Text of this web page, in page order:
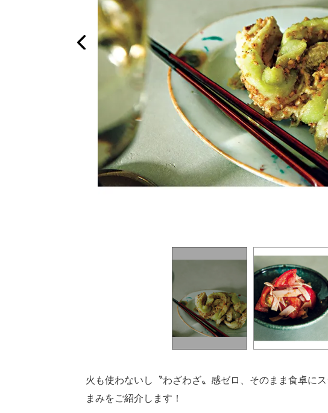
火も使わないし〝わざわざ〟感ゼロ、そのまま食卓に
まみをご紹介します！